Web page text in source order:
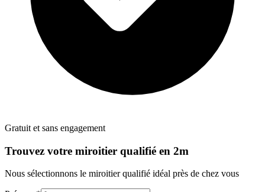
Gratuit et sans engagement
Trouvez votre miroitier qualifié en 2m
Nous sélectionnons le miroitierqualifié idéal près de chez vous